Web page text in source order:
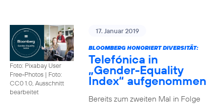
Foto: Pixabay User
Free-Photos | Foto:
CC0 1.0, Ausschnitt
bearbeitet
17. Januar 2019
BLOOMBERG HONORIERT DIVERSITÄT:
Telefónica in
„Gender-Equality
Index“ aufgenommen
Bereits zum zweiten Mal in Folge